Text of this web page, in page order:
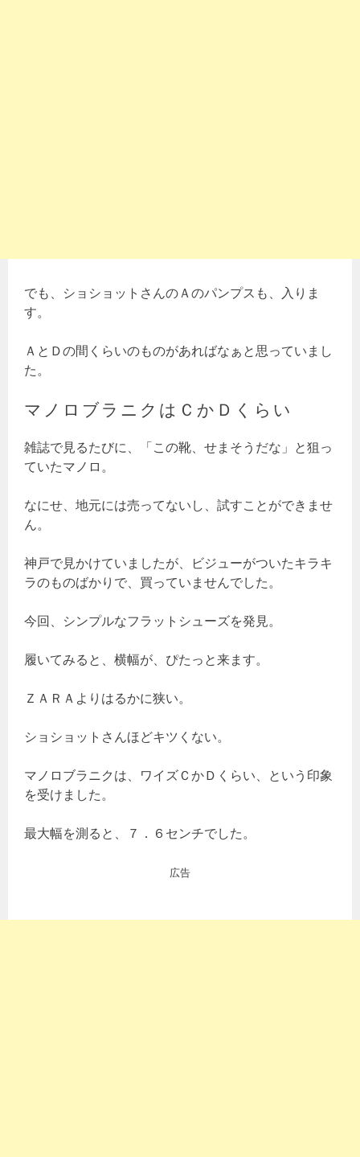
でも、ショショットさんのＡのパンプスも、入りま
す。
ＡとＤの間くらいのものがあればなぁと思っていまし
た。
マノロブラニクはＣかＤくらい
雑誌で見るたびに、「この靴、せまそうだな」と狙っ
ていたマノロ。
なにせ、地元には売ってないし、試すことができませ
ん。
神戸で見かけていましたが、ビジューがついたキラキ
ラのものばかりで、買っていませんでした。
今回、シンプルなフラットシューズを発見。
履いてみると、横幅が、ぴたっと来ます。
ＺＡＲＡよりはるかに狭い。
ショショットさんほどキツくない。
マノロブラニクは、ワイズＣかＤくらい、という印象
を受けました。
最大幅を測ると、７．６センチでした。
広告